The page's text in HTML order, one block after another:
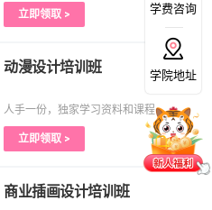
立即领取 >
动漫设计培训班
人手一份，独家学习资料和课程
立即领取 >
商业插画设计培训班
学费咨询
学院地址